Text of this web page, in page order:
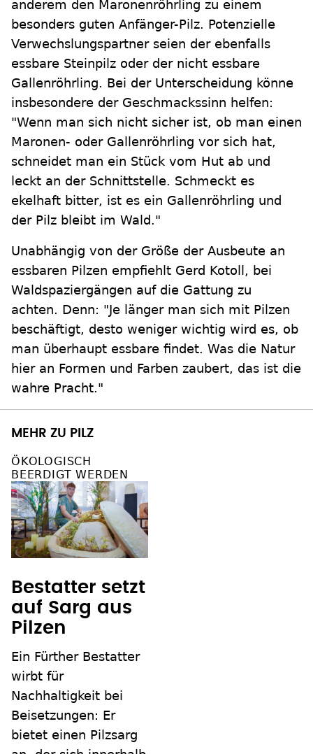
anderem den Maronenröhrling zu einem
besonders guten Anfänger-Pilz. Potenzielle
Verwechslungspartner seien der ebenfalls
essbare Steinpilz oder der nicht essbare
Gallenröhrling. Bei der Unterscheidung könne
insbesondere der Geschmackssinn helfen:
"Wenn man sich nicht sicher ist, ob man einen
Maronen- oder Gallenröhrling vor sich hat,
schneidet man ein Stück vom Hut ab und
leckt an der Schnittstelle. Schmeckt es
ekelhaft bitter, ist es ein Gallenröhrling und
der Pilz bleibt im Wald."
Unabhängig von der Größe der Ausbeute an
essbaren Pilzen empfiehlt Gerd Kotoll, bei
Waldspaziergängen auf die Gattung zu
achten. Denn: "Je länger man sich mit Pilzen
beschäftigt, desto weniger wichtig wird es, ob
man überhaupt essbare findet. Was die Natur
hier an Formen und Farben zaubert, das ist die
wahre Pracht."
MEHR ZU PILZ
ÖKOLOGISCH
BEERDIGT WERDEN
Bestatter setzt
auf Sarg aus
Pilzen
Ein Fürther Bestatter
wirbt für
Nachhaltigkeit bei
Beisetzungen: Er
bietet einen Pilzsarg